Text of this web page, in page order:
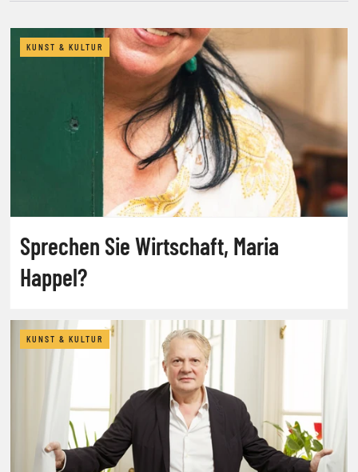
KUNST & KULTUR
Sprechen Sie Wirtschaft, Maria
Happel?
KUNST & KULTUR